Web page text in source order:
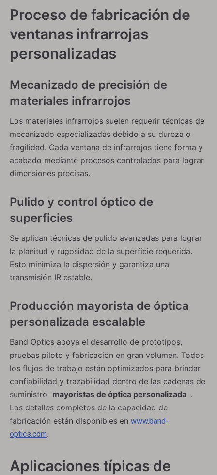
Proceso de fabricación de
ventanas infrarrojas
personalizadas
Mecanizado de precisión de
materiales infrarrojos
Los materiales infrarrojos suelen requerir técnicas de
mecanizado especializadas debido a su dureza o
fragilidad. Cada ventana de infrarrojos tiene forma y
acabado mediante procesos controlados para lograr
dimensiones precisas.
Pulido y control óptico de
superficies
Se aplican técnicas de pulido avanzadas para lograr
la planitud y rugosidad de la superficie requerida.
Esto minimiza la dispersión y garantiza una
transmisión IR estable.
Producción mayorista de óptica
personalizada escalable
Band Optics apoya el desarrollo de prototipos,
pruebas piloto y fabricación en gran volumen. Todos
los flujos de trabajo están optimizados para brindar
confiabilidad y trazabilidad dentro de las cadenas de
suministro mayoristas de óptica personalizada .
Los detalles completos de la capacidad de
fabricación están disponibles en www.band-
optics.com.
Aplicaciones típicas de